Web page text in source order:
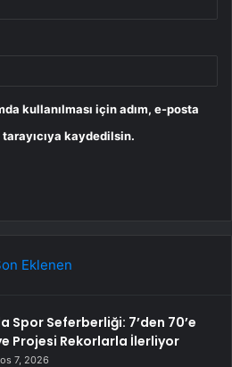
kullanılması için adım, e-posta
kaydedilsin.
Eklenen
Spor Seferberliği: 7’den 70’e
Projesi Rekorlarla İlerliyor
7, 2026